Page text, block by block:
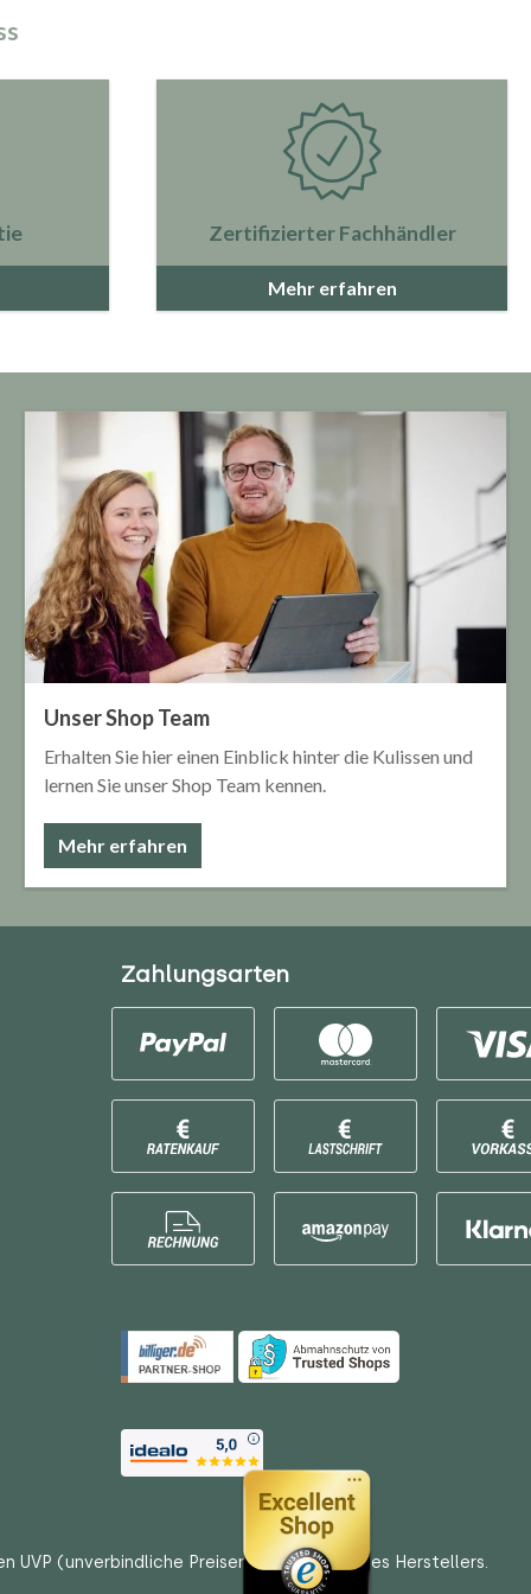
Zertifizierter Fachhändler
Mehr erfahren
Unser Shop Team
Erhalten Sie hier einen Einblick hinter die Kulissen und
lernen Sie unser Shop Team kennen.
Mehr erfahren
Zahlungsarten
UVP (unverbindliche Preisempfehlungen) des Herstellers.